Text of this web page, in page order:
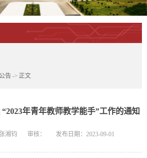
告-> 正文
年青年教师教学能手”工作的通知
湘钧 审核： 发布日期：2023-09-01